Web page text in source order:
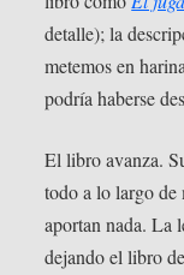
detalle); la
metemos en
podría haberse
El libro avanza.
todo a lo largo de
aportan nada. La
dejando el libro